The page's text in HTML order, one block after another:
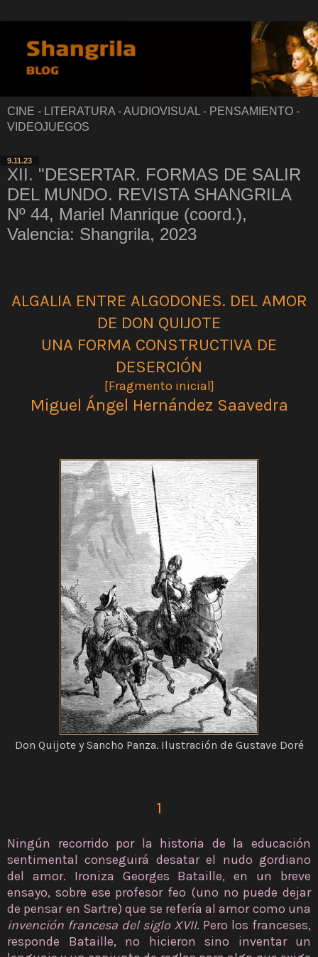
CINE - LITERATURA - AUDIOVISUAL - PENSAMIENTO -
VIDEOJUEGOS
9.11.23
XII. "DESERTAR. FORMAS DE SALIR
DEL MUNDO. REVISTA SHANGRILA
Nº 44, Mariel Manrique (coord.),
Valencia: Shangrila, 2023
ALGALIA ENTRE ALGODONES. DEL AMOR
DE DON QUIJOTE
UNA FORMA CONSTRUCTIVA DE
DESERCIÓN
[Fragmento inicial]
Miguel Ángel Hernández Saavedra
Don Quijote y Sancho Panza. Ilustración de Gustave Doré
1
Ningún recorrido por la historia de la educación
sentimental conseguirá desatar el nudo gordiano
del amor. Ironiza Georges Bataille, en un breve
ensayo, sobre ese profesor feo (uno no puede dejar
de pensar en Sartre) que se refería al amor como una
invención francesa del siglo XVII. Pero los franceses,
responde Bataille, no hicieron sino inventar un